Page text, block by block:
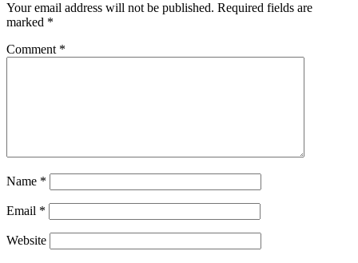
Your email address will not be published. Required fields are
marked *
Comment *
Name *
Email *
Website